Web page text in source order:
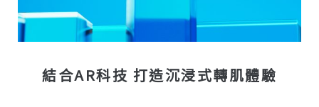
結合AR科技 打造沉浸式轉肌體驗